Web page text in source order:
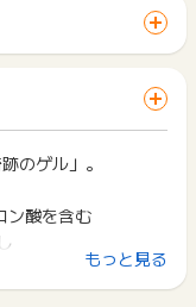
ート顧客
ントタウンのサポート
て、広告主に直接
物が完了するまでの
動した場合はポイン
押した時とサービ
ザが異なる場合はポ
れる場合は、毎回
象外とみなし、「獲
き10円単位の金額
捨てとなり、ポイ
獲得の対象には含
くは会員様の都合で
合、ポイントが無効
のゲル」。
ン酸を含む
与えます。もっと見る